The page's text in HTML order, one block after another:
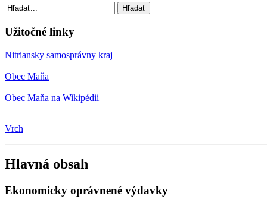
Vrch
Hlavná obsah
Ekonomicky oprávnené výdavky
Ekonomicky oprávnené náklady - rok 2018 (súbor PDF, 1809